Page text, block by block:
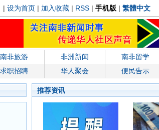
| 设为首页 | 加入收藏 | RSS | 手机版 | 繁體中文
南非旅游 非洲新闻 南非留学
求职招聘 华人聚会 便民告示
推荐资讯